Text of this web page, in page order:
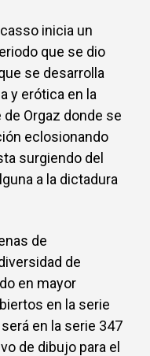
inicia un
que se dio
se desarrolla
y erótica en la
Orgaz donde se
eclosionando
surgiendo del
a la dictadura
de
de
en mayor
en la serie
en la serie 347
de dibujo para el